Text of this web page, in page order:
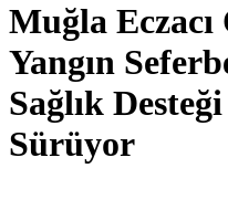
Muğla Eczacı
Yangın
Sağlık
Sürüyor